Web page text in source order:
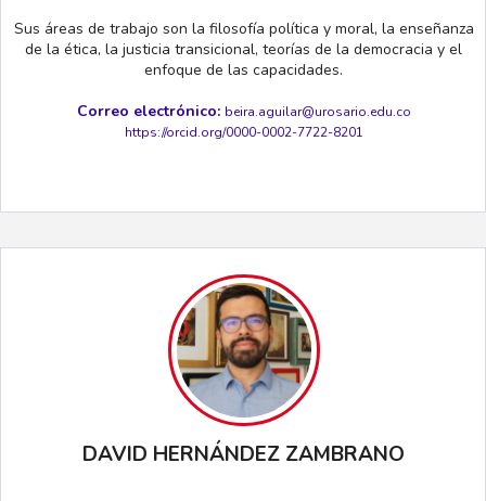
Sus áreas de trabajo son la filosofía política y moral, la enseñanza
de la ética, la justicia transicional, teorías de la democracia y el
enfoque de las capacidades.
Correo electrónico: beira.aguilar@urosario.edu.co
https://orcid.org/0000-0002-7722-8201
DAVID HERNÁNDEZ ZAMBRANO